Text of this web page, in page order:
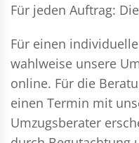
Für jeden Auftrag:
Für einen
wahlweise unsere
online. Für die
einen Termin mit
Umzugsberater